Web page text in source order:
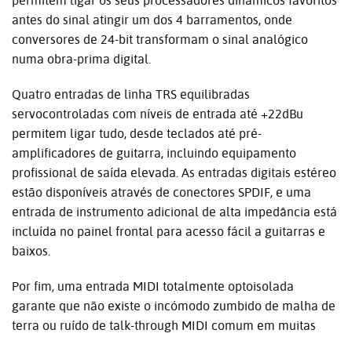
antes do sinal atingir um dos 4 barramentos, onde
conversores de 24-bit transformam o sinal analógico
numa obra-prima digital.
Quatro entradas de linha TRS equilibradas
servocontroladas com níveis de entrada até +22dBu
permitem ligar tudo, desde teclados até pré-
amplificadores de guitarra, incluindo equipamento
profissional de saída elevada. As entradas digitais estéreo
estão disponíveis através de conectores SPDIF, e uma
entrada de instrumento adicional de alta impedância está
incluída no painel frontal para acesso fácil a guitarras e
baixos.
Por fim, uma entrada MIDI totalmente optoisolada
garante que não existe o incómodo zumbido de malha de
terra ou ruído de talk-through MIDI comum em muitas